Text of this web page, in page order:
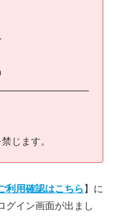
じます。
利用確認はこちら 】に
グイン画面が出まし